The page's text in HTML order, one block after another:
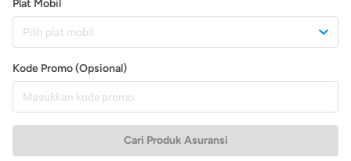
Plat Mobil
Pilih plat mobil
Kode Promo (Opsional)
Cari Produk Asuransi